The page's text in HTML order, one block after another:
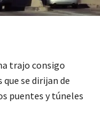
trajo consigo
se dirijan de
puentes y túneles